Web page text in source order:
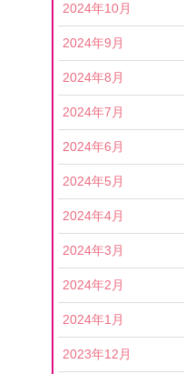
2024年10月
2024年9月
2024年8月
2024年7月
2024年6月
2024年5月
2024年4月
2024年3月
2024年2月
2024年1月
2023年12月